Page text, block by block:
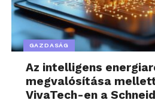
GAZDASÁG
Az intelligens
megvalósítása
VivaTech-en a